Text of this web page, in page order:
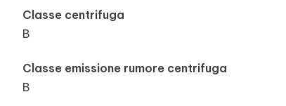
Classe centrifuga
B
Classe emissione rumore centrifuga
B